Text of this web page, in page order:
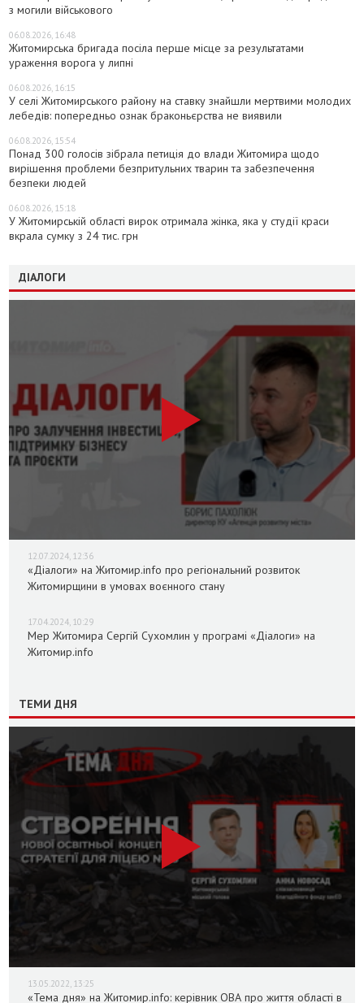
з могили військового
06.08.2026, 16:48
Житомирська бригада посіла перше місце за результатами
ураження ворога у липні
06.08.2026, 16:15
У селі Житомирського району на ставку знайшли мертвими молодих
лебедів: попередньо ознак браконьєрства не виявили
06.08.2026, 15:54
Понад 300 голосів зібрала петиція до влади Житомира щодо
вирішення проблеми безпритульних тварин та забезпечення
безпеки людей
06.08.2026, 15:18
У Житомирській області вирок отримала жінка, яка у студії краси
вкрала сумку з 24 тис. грн
ДІАЛОГИ
12.07.2024, 12:36
«Діалоги» на Житомир.info про регіональний розвиток
Житомирщини в умовах воєнного стану
17.04.2024, 10:29
Мер Житомира Сергій Сухомлин у програмі «Діалоги» на
Житомир.info
ТЕМИ ДНЯ
13.05.2022, 13:25
«Тема дня» на Житомир.info: керівник ОВА про життя області в